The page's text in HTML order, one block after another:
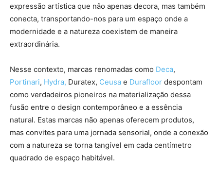
expressão artística que não apenas decora, mas também
conecta, transportando-nos para um espaço onde a
modernidade e a natureza coexistem de maneira
extraordinária.
Nesse contexto, marcas renomadas como Deca,
Portinari, Hydra, Duratex, Ceusa e Durafloor despontam
como verdadeiros pioneiros na materialização dessa
fusão entre o design contemporâneo e a essência
natural. Estas marcas não apenas oferecem produtos,
mas convites para uma jornada sensorial, onde a conexão
com a natureza se torna tangível em cada centímetro
quadrado de espaço habitável.